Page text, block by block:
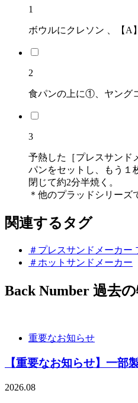
1
ボウルにクレソン 、【A
2
食パンの上に①、ヤング
3
予熱した［プレスサン
パンをセットし、もう１
閉じて約2分半焼く。
＊他のプラッドシリーズ
関連するタグ
＃プレスサンドメーカー
＃ホットサンドメーカー
Back Number 過去
重要なお知らせ
【重要なお知らせ】一部
2026.08